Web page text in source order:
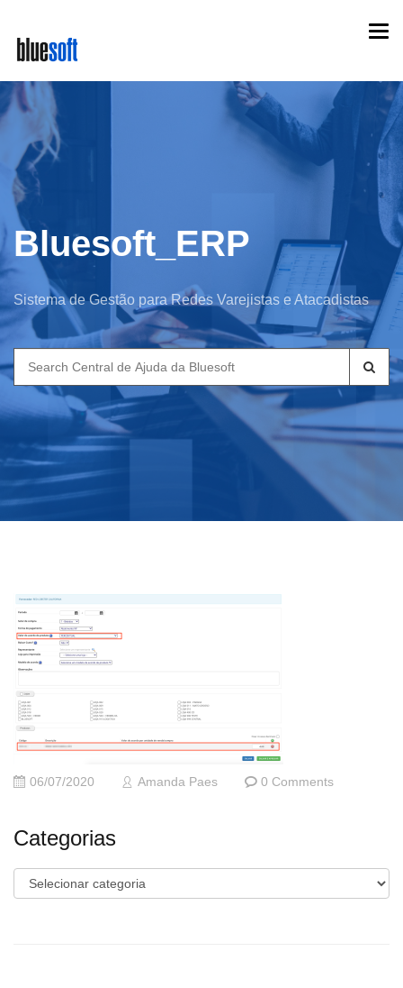
main
content
Bluesoft_ERP
Sistema de Gestão para Redes Varejistas e Atacadistas
Search
for:
06/07/2020 Amanda Paes 0 Comments
Categorias
Categorias